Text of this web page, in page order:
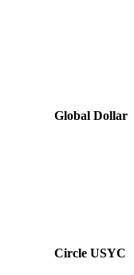
Global Dollar
Circle USYC